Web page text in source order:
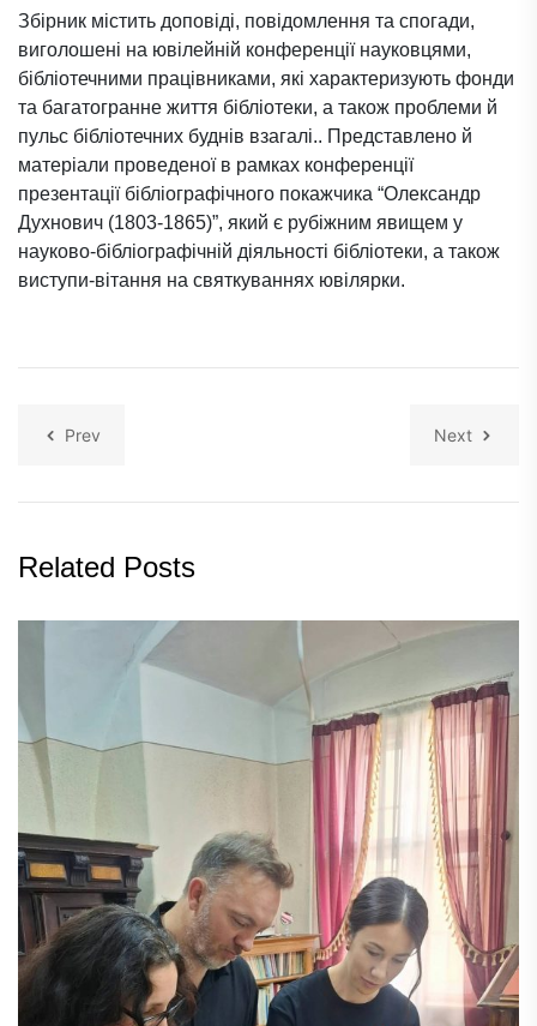
Збірник містить доповіді, повідомлення та спогади,
виголошені на ювілейній конференції науковцями,
бібліотечними працівниками, які характеризують фонди
та багатогранне життя бібліотеки, а також проблеми й
пульс бібліотечних буднів взагалі.. Представлено й
матеріали проведеної в рамках конференції
презентації бібліографічного покажчика “Олександр
Духнович (1803-1865)”, який є рубіжним явищем у
науково-бібліографічній діяльності бібліотеки, а також
виступи-вітання на святкуваннях ювілярки.
Prev Next
Related Posts